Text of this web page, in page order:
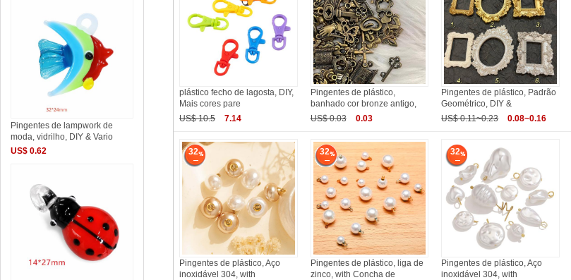
plástico fecho de lagosta, DIY,
Mais cores pare
US$ 10.5
7.14
Pingentes de plástico,
banhado cor bronze antigo,
US$ 0.03
0.03
Pingentes de plástico, Padrão
Geométrico, DIY &
US$ 0.11~0.23
0.08~0.16
32
Pingentes de plástico, Aço
inoxidável 304, with
32
Pingentes de plástico, liga de
zinco, with Concha de
32
Pingentes de plástico, Aço
inoxidável 304, with
Pingentes de lampwork de
moda, vidrilho, DIY & Vario
US$ 0.62